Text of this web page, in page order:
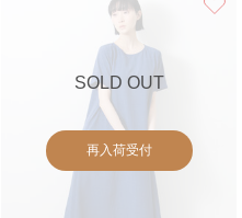
SOLD OUT
再入荷受付